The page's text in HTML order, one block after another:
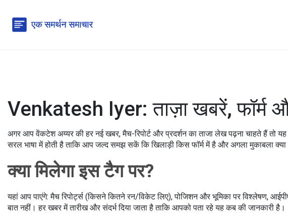
Venkatesh Iyer: ताज़ा खबरें, फॉर्म
अगर आप वेंकटेश अय्यर की हर नई खबर, मैच-रिपोर्ट और प्रदर्शन का ताजा लेख पढ़ना चाहते हैं
सरल भाषा में होती है ताकि आप जल्द समझ सकें कि खिलाड़ी किस फॉर्म में है और अगला मुकाबला क्या
क्या मिलेगा इस टैग पर?
यहां आप पाएंगे: मैच रिपोर्ट्स (किसने कितने रन/विकेट लिए), पोजिशन और भूमिका पर विश्लेषण,
बात नहीं। हर खबर में तारीख और संदर्भ दिया जाता है ताकि आपको पता रहे यह कब की जानकारी है।